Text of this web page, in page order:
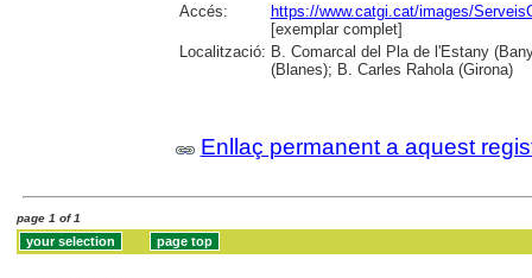
Accés:
https://www.catgi.cat/images/
[exemplar complet]
Localització: B. Comarcal del Pla de l'Estany
(Blanes); B. Carles Rahola (Girona)
Enllaç permanent a aquest
page 1 of 1